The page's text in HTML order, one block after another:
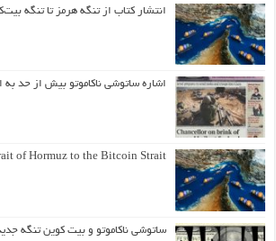
انتشار کتاب از تنگه هرمز تا تنگه
اشاره ساتوشی ناکاموتو بیش از حد
of Hormuz to the Bitcoin Strait
ساتوشی ناکاموتو و بیت کوین تنگه